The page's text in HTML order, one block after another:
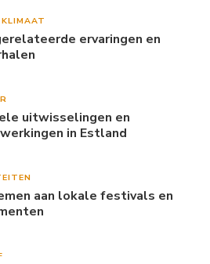
ervaringen en
uitwisselingen en
in Estland
aan lokale festivals en